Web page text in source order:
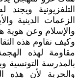
التلفزيونية
الزعمات الدينية
والإسلام وعن هوية
وكيف نقاوم هذه
مقاومة لهذه
بالمدرسة التونسية
والحرية لأن هذه